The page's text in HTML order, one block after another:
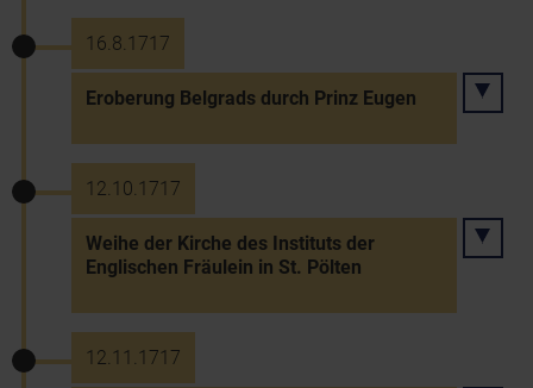
16.8.1717
Eroberung Belgrads durch Prinz Eugen
12.10.1717
Weihe der Kirche des Instituts der
Englischen Fräulein in St. Pölten
12.11.1717